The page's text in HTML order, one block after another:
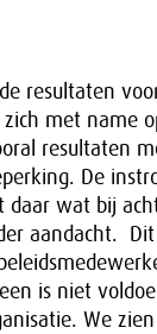
resultaten
met name
resultaten
De
wat bij
aandacht.
is niet
We